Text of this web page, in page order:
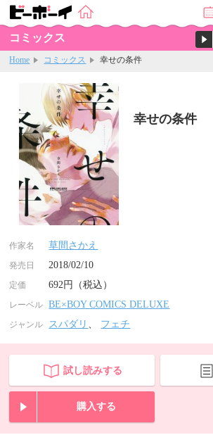
コミックス
Home コミックス 幸せの条件
幸せの条件
作家名 草間さかえ
発売日 2018/02/10
定価 692円（税込）
レーベル BE×BOY COMICS DELUXE
ジャンル スパダリ 、 フェチ
試し読みする
購入する